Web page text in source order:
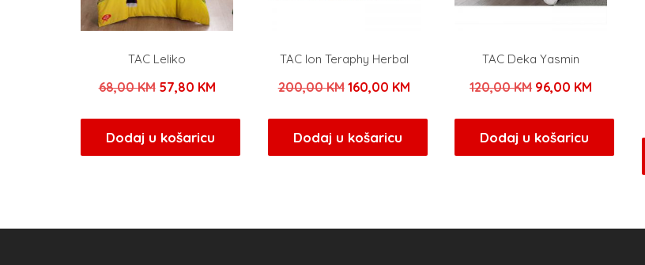
TAC Leliko
68,00KM Izvorna
bila
je:
57,80 KMTrenutna
57,80 KM.
Dodaj u košaricu
TAC Ion Teraphy Herbal
200,00KM Izvorna
bila
je:
160,00 KMTrenutna
160,00 KM.
Dodaj u košaricu
TAC Deka Yasmin
120,00KM Izvorna
bila
je:
96,00 KM
96,00 KM.
Dodaj u košaricu